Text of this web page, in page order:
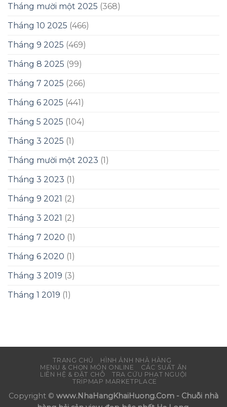
Tháng mười một 2025 (368)
Tháng 10 2025 (466)
Tháng 9 2025 (469)
Tháng 8 2025 (99)
Tháng 7 2025 (266)
Tháng 6 2025 (441)
Tháng 5 2025 (104)
Tháng 3 2025 (1)
Tháng mười một 2023 (1)
Tháng 3 2023 (1)
Tháng 9 2021 (2)
Tháng 3 2021 (2)
Tháng 7 2020 (1)
Tháng 6 2020 (1)
Tháng 3 2019 (3)
Tháng 1 2019 (1)
TRANG CHỦ
HÌNH ẢNH NHÀ HÀNG
MENU & CHỌN MÓN ONLINE
CÁC SUẤT ĂN
LIÊN HỆ & ĐẶT CHỖ
TRA CỨU PHẠT NGUỘI
TRIPMAP MARKETPLACE
Copyright © www.NhaHangKhaiHuong.Com - Chuỗi nhà